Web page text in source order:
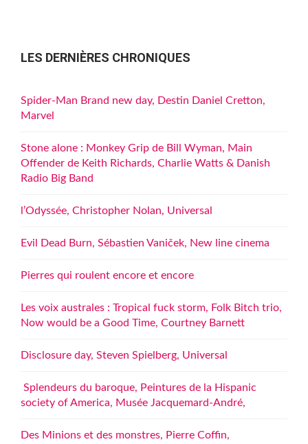
LES DERNIÈRES CHRONIQUES
Spider-Man Brand new day, Destin Daniel Cretton,
Marvel
Stone alone : Monkey Grip de Bill Wyman, Main
Offender de Keith Richards, Charlie Watts & Danish
Radio Big Band
l’Odyssée, Christopher Nolan, Universal
Evil Dead Burn, Sébastien Vaniček, New line cinema
Pierres qui roulent encore et encore
Les voix australes : Tropical fuck storm, Folk Bitch trio,
Now would be a Good Time, Courtney Barnett
Disclosure day, Steven Spielberg, Universal
Splendeurs du baroque, Peintures de la Hispanic
society of America, Musée Jacquemard-André,
Des Minions et des monstres, Pierre Coffin,